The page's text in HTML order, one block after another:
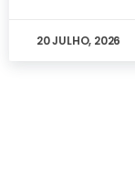
20 JULHO, 2026